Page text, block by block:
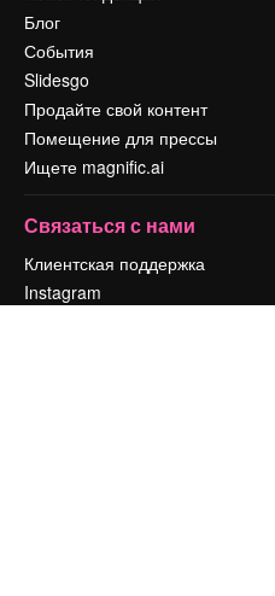
Блог
События
Slidesgo
Продайте свой контент
Помещение для прессы
Ищете magnific.ai
Связаться с нами
Клиентская поддержка
Instagram